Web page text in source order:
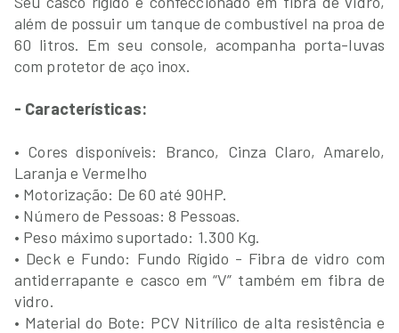
além de possuir um tanque de combustível na proa de
60 litros. Em seu console, acompanha porta-luvas
com protetor de aço inox.
- Características:
• Cores disponíveis: Branco, Cinza Claro, Amarelo,
Laranja e Vermelho
• Motorização: De 60 até 90HP.
• Número de Pessoas: 8 Pessoas.
• Peso máximo suportado: 1.300 Kg.
• Deck e Fundo: Fundo Rígido - Fibra de vidro com
antiderrapante e casco em “V” também em fibra de
vidro.
• Material do Bote: PCV Nitrílico de alta resistência e